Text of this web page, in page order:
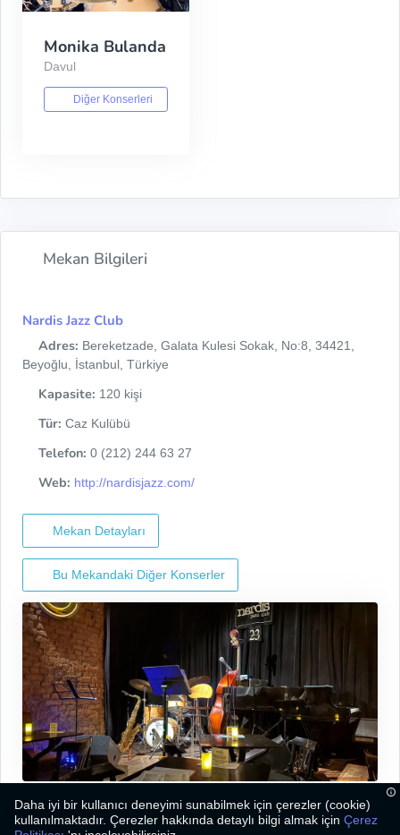
Monika Bulanda
Davul
Diğer Konserleri
Mekan Bilgileri
Nardis Jazz Club
Adres: Bereketzade, Galata Kulesi Sokak, No:8, 34421,
Beyoğlu, İstanbul, Türkiye
Kapasite: 120 kişi
Tür: Caz Kulübü
Telefon: 0 (212) 244 63 27
Web: http://nardisjazz.com/
Mekan Detayları
Bu Mekandaki Diğer Konserler
Daha iyi bir kullanıcı deneyimi sunabilmek için çerezler (cookie)
kullanılmaktadır. Çerezler hakkında detaylı bilgi almak için Çerez